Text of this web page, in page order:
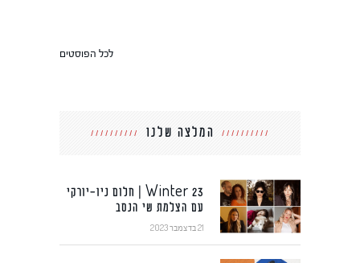
לכל הפוסטים
המלצה שלנו
Winter 23 | חלום ניו-יורקי
עם הצלמת שי הנסב
21 בדצמבר 2023